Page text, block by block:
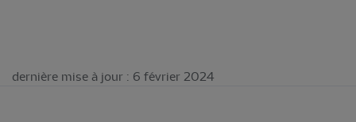
dernière mise à jour : 6 février 2024